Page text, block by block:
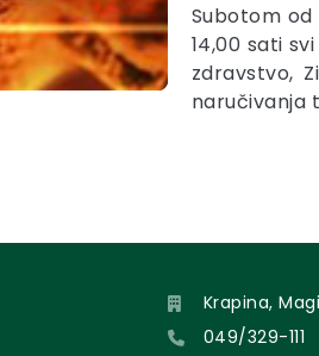
Subotom od
14,00 sati
zdravstvo,
naručivanja
Krapina,
049/329-111